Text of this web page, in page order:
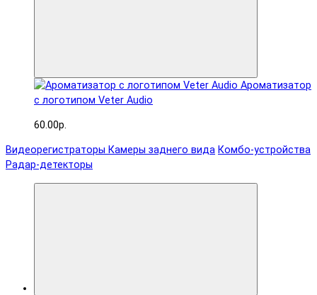
Ароматизатор
с логотипом Veter Audio
60.00р.
Видеорегистраторы Камеры заднего вида Комбо-устройства
Радар-детекторы